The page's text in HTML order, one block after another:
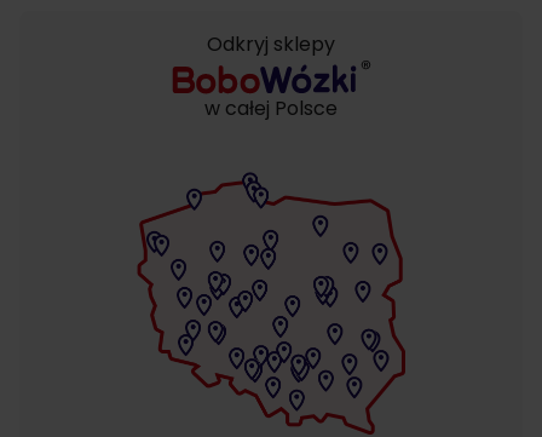
Odkryj sklepy
w całej Polsce